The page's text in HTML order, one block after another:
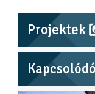
Projektek
Kapcsolódó